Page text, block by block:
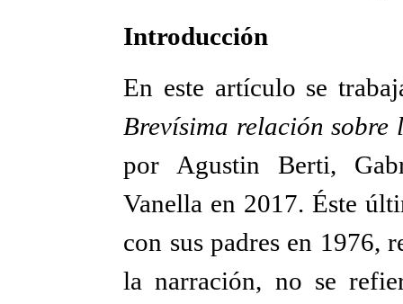
Introducción
En este artículo se
Brevísima relación
por Agustin Berti,
Vanella en 2017. Éste
con sus padres en 1976,
la narración, no se